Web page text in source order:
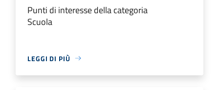
Punti di interesse della categoria
Scuola
LEGGI DI PIÙ